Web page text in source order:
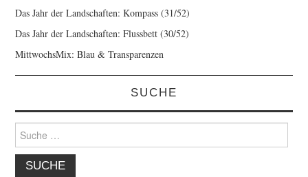
Das Jahr der Landschaften: Kompass (31/52)
Das Jahr der Landschaften: Flussbett (30/52)
MittwochsMix: Blau & Transparenzen
SUCHE
Suche
nach: